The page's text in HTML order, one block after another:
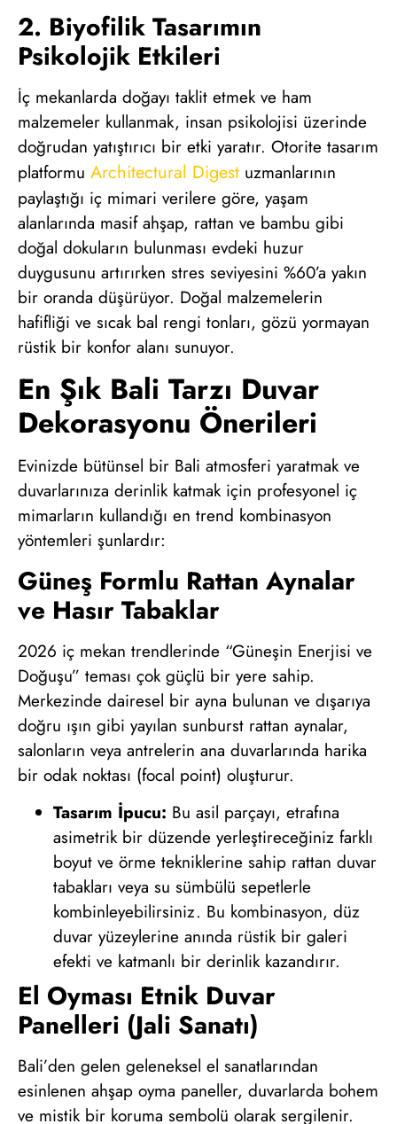
2. Biyofilik Tasarımın
Psikolojik Etkileri
İç mekanlarda doğayı taklit etmek ve ham
malzemeler kullanmak, insan psikolojisi üzerinde
doğrudan yatıştırıcı bir etki yaratır. Otorite tasarım
platformu Architectural Digest uzmanlarının
paylaştığı iç mimari verilere göre, yaşam
alanlarında masif ahşap, rattan ve bambu gibi
doğal dokuların bulunması evdeki huzur
duygusunu artırırken stres seviyesini %60’a yakın
bir oranda düşürüyor. Doğal malzemelerin
hafifliği ve sıcak bal rengi tonları, gözü yormayan
rüstik bir konfor alanı sunuyor.
En Şık Bali Tarzı Duvar
Dekorasyonu Önerileri
Evinizde bütünsel bir Bali atmosferi yaratmak ve
duvarlarınıza derinlik katmak için profesyonel iç
mimarların kullandığı en trend kombinasyon
yöntemleri şunlardır:
Güneş Formlu Rattan Aynalar
ve Hasır Tabaklar
2026 iç mekan trendlerinde “Güneşin Enerjisi ve
Doğuşu” teması çok güçlü bir yere sahip.
Merkezinde dairesel bir ayna bulunan ve dışarıya
doğru ışın gibi yayılan sunburst rattan aynalar,
salonların veya antrelerin ana duvarlarında harika
bir odak noktası (focal point) oluşturur.
Tasarım İpucu: Bu asil parçayı, etrafına
asimetrik bir düzende yerleştireceğiniz farklı
boyut ve örme tekniklerine sahip rattan duvar
tabakları veya su sümbülü sepetlerle
kombinleyebilirsiniz. Bu kombinasyon, düz
duvar yüzeylerine anında rüstik bir galeri
efekti ve katmanlı bir derinlik kazandırır.
El Oyması Etnik Duvar
Panelleri (Jali Sanatı)
Bali’den gelen geleneksel el sanatlarından
esinlenen ahşap oyma paneller, duvarlarda bohem
ve mistik bir koruma sembolü olarak sergilenir.